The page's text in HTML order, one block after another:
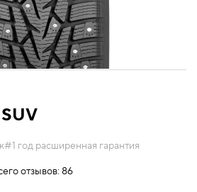
#1 год расширенная гарантия
отзывов: 86